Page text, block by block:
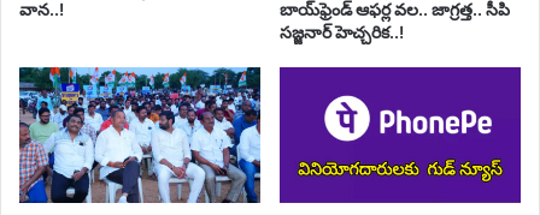
వాన..!
బాయ్‌ఫ్రెండ్ ఆఫర్ల వల.. జాగ్రత్త.. సీపి
సజ్జనార్ హెచ్చరిక..!